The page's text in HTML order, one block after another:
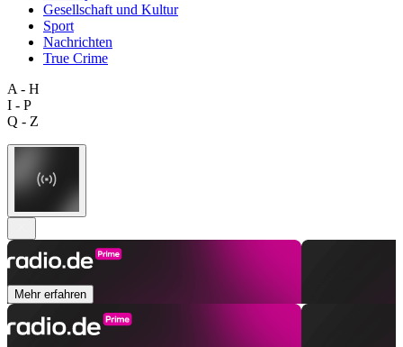
Gesellschaft und Kultur
Sport
Nachrichten
True Crime
A - H
I - P
Q - Z
Mehr erfahren